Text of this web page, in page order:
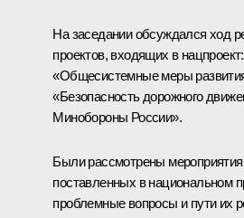
На заседании обсуждался ход
проектов, входящих в
«Общесистемные меры
«Безопасность дорожного
Минобороны России».
Были рассмотрены
поставленных в национальном
проблемные вопросы и пути их